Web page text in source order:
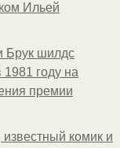
Ильей
Брук шилдс
1981 году на
премии
комик и